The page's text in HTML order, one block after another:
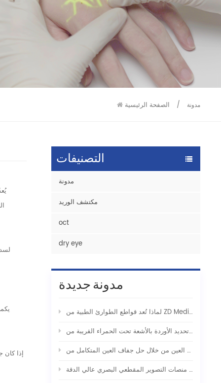
الصفحة الرئيسية / مدونة
إذا كان
التصنيفات
مدونة
مكتشف الوريد
oct
dry eye
مدونة جديدة
9586